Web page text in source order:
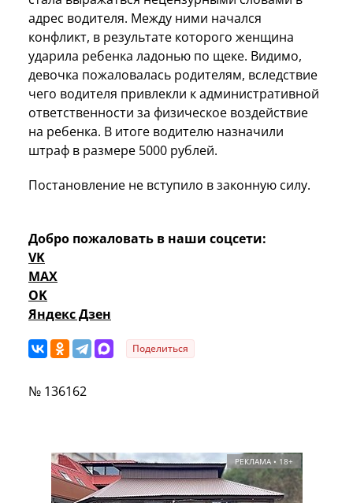
адрес водителя. Между ними начался
конфликт, в результате которого женщина
ударила ребенка ладонью по щеке. Видимо,
девочка пожаловалась родителям, вследствие
чего водителя привлекли к административной
ответственности за физическое воздействие
на ребенка. В итоге водителю назначили
штраф в размере 5000 рублей.
Постановление не вступило в законную силу.
Добро пожаловать в наши соцсети:
VK
MAX
OK
Яндекс Дзен
Поделиться
№ 136162
РЕКЛАМА • 18+